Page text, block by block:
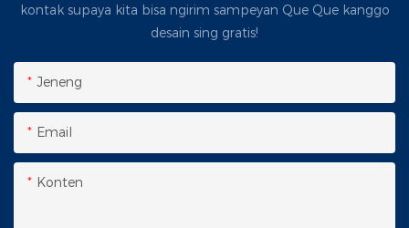
kontak supaya kita bisa ngirim sampeyan Que Que kanggo
desain sing gratis!
Jeneng
Email
Konten